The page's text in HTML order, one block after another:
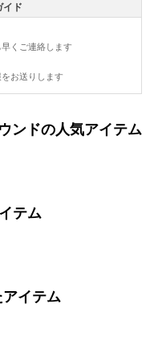
イド
くご連絡します
お送りします
ンドの人気アイテム
テム
イテム